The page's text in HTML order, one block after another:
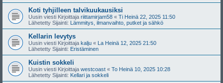
Koti tyhjilleen talvikuukausiksi
Uusin viesti Kirjoittaja riittamirjam58 « Ti Heinä 22, 2025 11:50
Lähetetty Sijainti: Lämmitys, ilmanvaihto, putket ja sähkö
Kellarin levytys
Uusin viesti Kirjoittaja kalju « La Heinä 12, 2025 21:50
Lähetetty Sijainti: Eristäminen
Kuistin sokkeli
Uusin viesti Kirjoittaja westcoast « To Heinä 10, 2025 10:28
Lähetetty Sijainti: Kellari ja sokkeli